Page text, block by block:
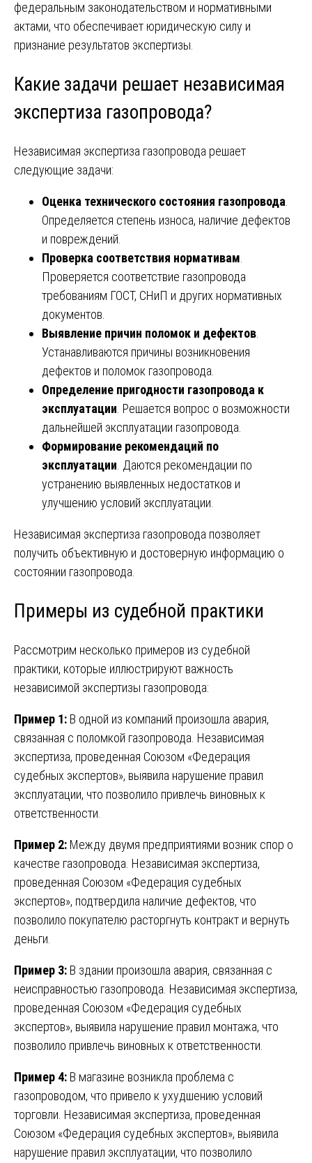
федеральным законодательством и нормативными
актами, что обеспечивает юридическую силу и
признание результатов экспертизы.
Какие задачи решает независимая
экспертиза газопровода?
Независимая экспертиза газопровода решает
следующие задачи:
Оценка технического состояния газопровода
Определяется степень износа, наличие дефектов
и повреждений.
Проверка соответствия нормативам
Проверяется соответствие газопровода
требованиям ГОСТ, СНиП и других нормативных
документов.
Выявление причин поломок и дефектов
Устанавливаются причины возникновения
дефектов и поломок газопровода.
Определение пригодности газопровода к
эксплуатации . Решается вопрос о возможности
дальнейшей эксплуатации газопровода.
Формирование рекомендаций по
эксплуатации . Даются рекомендации по
устранению выявленных недостатков и
улучшению условий эксплуатации.
Независимая экспертиза газопровода позволяет
получить объективную и достоверную информацию о
состоянии газопровода.
Примеры из судебной практики
Рассмотрим несколько примеров из судебной
практики, которые иллюстрируют важность
независимой экспертизы газопровода:
Пример 1: В одной из компаний произошла авария,
связанная с поломкой газопровода. Независимая
экспертиза, проведенная Союзом «Федерация
судебных экспертов», выявила нарушение правил
эксплуатации, что позволило привлечь виновных к
ответственности.
Пример 2: Между двумя предприятиями возник спор о
качестве газопровода. Независимая экспертиза,
проведенная Союзом «Федерация судебных
экспертов», подтвердила наличие дефектов, что
позволило покупателю расторгнуть контракт и вернуть
деньги.
Пример 3: В здании произошла авария, связанная с
неисправностью газопровода. Независимая экспертиза,
проведенная Союзом «Федерация судебных
экспертов», выявила нарушение правил монтажа, что
позволило привлечь виновных к ответственности.
Пример 4: В магазине возникла проблема с
газопроводом, что привело к ухудшению условий
торговли. Независимая экспертиза, проведенная
Союзом «Федерация судебных экспертов», выявила
нарушение правил эксплуатации, что позволило